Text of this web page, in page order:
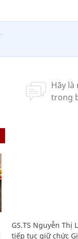
GS.TS Nguyễn Thị
tiếp tục giữ chức